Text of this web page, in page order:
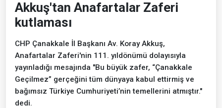
Akkuş'tan Anafartalar Zaferi
kutlaması
CHP Çanakkale İl Başkanı Av. Koray Akkuş,
Anafartalar Zaferi'nin 111. yıldönümü dolayısıyla
yayınladığı mesajında "Bu büyük zafer, “Çanakkale
Geçilmez” gerçeğini tüm dünyaya kabul ettirmiş ve
bağımsız Türkiye Cumhuriyeti’nin temellerini atmıştır."
dedi.